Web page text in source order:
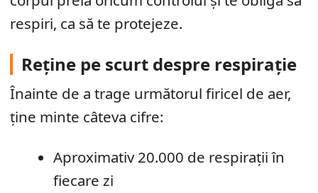
respiri, ca să te protejeze.
Reține pe scurt despre respirație
Înainte de a trage următorul firicel de aer,
ține minte câteva cifre:
Aproximativ 20.000 de respirații în
fiecare zi